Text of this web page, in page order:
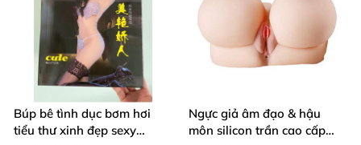
Búp bê tình dục bơm hơi
tiểu thư xinh đẹp sexy
Ngực giả âm đạo & hậu
môn silicon trần cao cấp